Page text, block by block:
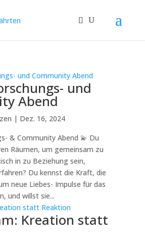
und
Abend
| Dez. 16, 2024
& Community Abend 💫 Du
Räumen, um gemeinsam zu
in zu Beziehung sein,
Du kennst die Kraft, die
neue Liebes- Impulse für das
und willst sie...
Kreation statt